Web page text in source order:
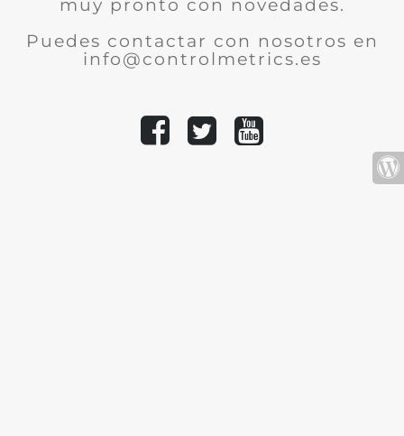
muy pronto con novedades.
Puedes contactar con nosotros en
info@controlmetrics.es